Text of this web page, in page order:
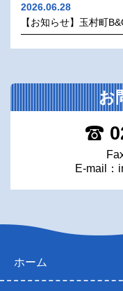
2026.06.28
【お知らせ】玉村町
お
E-mail：
ホーム